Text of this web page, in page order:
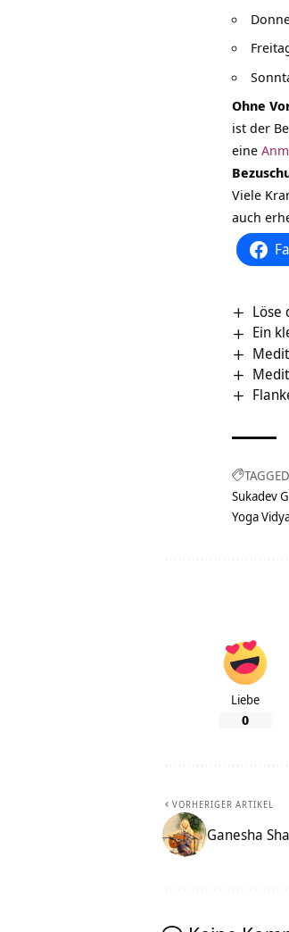
Ohne
ist der
eine
Viele
auch
Löse
Ein
Sukadev
Yoga
Liebe
0
VORHERIGER ARTIKEL
Ganesha